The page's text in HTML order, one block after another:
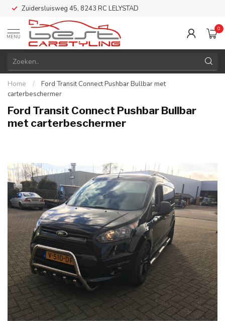
Zuidersluisweg 45, 8243 RC LELYSTAD
MENU
0
Home /
Ford Transit Connect Pushbar Bullbar met
carterbeschermer
Ford Transit Connect Pushbar Bullbar
met carterbeschermer